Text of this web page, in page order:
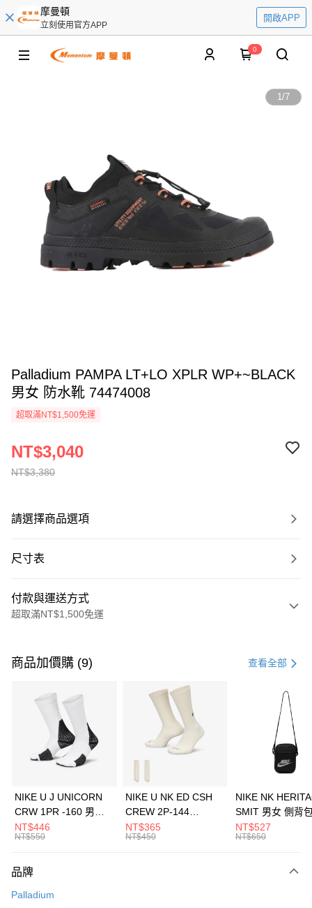
摩曼頓
立刻使用官方APP
開啟APP
0
1/7
Palladium PAMPA LT+LO XPLR WP+~BLACK
男女 防水靴 74474008
超取滿NT$1,500免運
NT$3,380
NT$3,040
請選擇商品選項
尺寸表
付款與運送方式
超取滿NT$1,500免運
信用卡一次付款
3 期 0 利率 每期 21家銀行
合作金庫商業銀行
第一商業銀行
華南商業銀行
彰化商業銀行
上海商業儲蓄銀行
元大商業銀行
台灣樂天信用卡公司
Apple Pay
全盈+PAY
AFTEE先享後付
【關於「AFTEE先享後付」】
便利好安心！
運送方式
商品加價購 (9) 查看全部
NIKE U J UNICORN
CRW 1PR -160 男女
中統襪 FZ3393100
NT$446
NT$550
NIKE U NK ED CSH
CREW 2P-144
EMBRDY 男女 短統襪
FZ3073133
NT$365
NT$450
NIKE NK
SMIT 男女 側背
BA5871010
NT$527
NT$650
品牌
Palladium